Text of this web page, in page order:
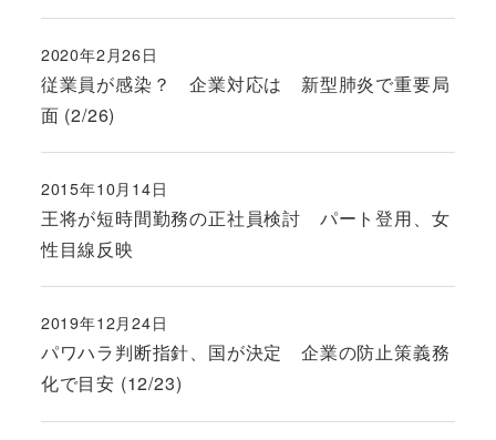
従業員が感染？ 企業対応は 新型肺炎で重要局
面 (2/26)
投稿日
2020年2月26日
王将が短時間勤務の正社員検討 パート登用、女
性目線反映
投稿日
2015年10月14日
パワハラ判断指針、国が決定 企業の防止策義務
化で目安 (12/23)
投稿日
2019年12月24日